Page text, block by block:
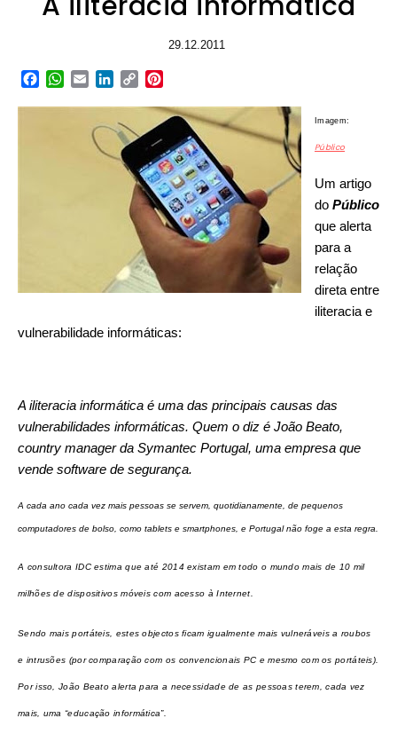
29.12.2011
Facebook
WhatsApp
EmailLinkedIn
Copy
Imagem:
Público
Um artigo
do Público
que alerta
para a
relação
direta entre
iliteracia e
vulnerabilidade informáticas:
A iliteracia informática é uma das principais causas das
vulnerabilidades informáticas. Quem o diz é João Beato,
country manager da Symantec Portugal, uma empresa que
vende software de segurança.
A cada ano cada vez mais pessoas se servem, quotidianamente, de pequenos
computadores de bolso, como tablets e smartphones, e Portugal não foge a esta regra.
A consultora IDC estima que até 2014 existam em todo o mundo mais de 10 mil
milhões de dispositivos móveis com acesso à Internet.
Sendo mais portáteis, estes objectos ficam igualmente mais vulneráveis a roubos
e intrusões (por comparação com os convencionais PC e mesmo com os portáteis).
Por isso, João Beato alerta para a necessidade de as pessoas terem, cada vez
mais, uma “educação informática”.